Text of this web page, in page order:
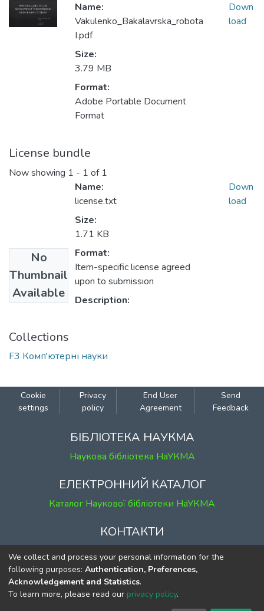
Name:
Vakulenko_Bakalavrska_robota
І.pdf
Size:
3.79 MB
Format:
Adobe Portable Document
Format
Down
load
License bundle
Now showing 1 - 1 of 1
No
Thumbnail
Available
Name:
license.txt
Size:
1.71 KB
Format:
Item-specific license agreed
upon to submission
Description:
Down
load
Collections
F3 Комп'ютерні науки
Cookie
settings
Privacy
policy
End User
Agreement
Send
Feedback
БІБЛІОТЕКА НАУКМА
Наукова бібліотека НаУКМА
ЕЛЕКТРОННИЙ КАТАЛОГ
Каталог Наукової бібліотеки НаУКМА
КОНТАКТИ
м. Київ, вул. Григорія Сковороди, 2
к. 1, к. 120
тел. (044) 463-69-31
ekmair@ukma.edu.ua
We collect and process your personal information for the
following purposes: Authentication, Preferences,
Acknowledgement and Statistics.
To learn more, please read our privacy policy.